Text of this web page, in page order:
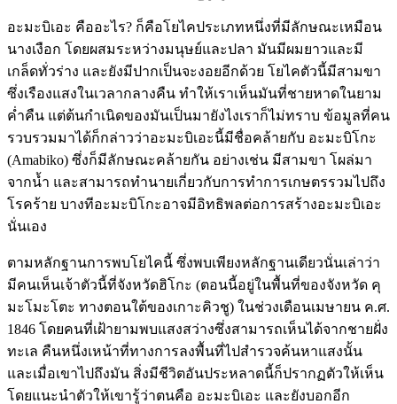
อะมะบิเอะ คืออะไร? ก็คือโยไคประเภทหนึ่งที่มีลักษณะเหมือน
นางเงือก โดยผสมระหว่างมนุษย์และปลา มันมีผมยาวและมี
เกล็ดทั่วร่าง และยังมีปากเป็นจะงอยอีกด้วย โยไคตัวนี้มีสามขา
ซึ่งเรืองแสงในเวลากลางคืน ทำให้เราเห็นมันที่ชายหาดในยาม
ค่ำคืน แต่ต้นกำเนิดของมันเป็นมายังไงเราก็ไม่ทราบ ข้อมูลที่คน
รวบรวมมาได้ก็กล่าวว่าอะมะบิเอะนี้มีชื่อคล้ายกับ อะมะบิโกะ
(Amabiko) ซึ่งก็มีลักษณะคล้ายกัน อย่างเช่น มีสามขา โผล่มา
จากน้ำ และสามารถทำนายเกี่ยวกับการทำการเกษตรรวมไปถึง
โรคร้าย บางทีอะมะบิโกะอาจมีอิทธิพลต่อการสร้างอะมะบิเอะ
นั่นเอง
ตามหลักฐานการพบโยไคนี้ ซึ่งพบเพียงหลักฐานเดียวนั่นเล่าว่า
มีคนเห็นเจ้าตัวนี้ที่จังหวัดฮิโกะ (ตอนนี้อยู่ในพื้นที่ของจังหวัด คุ
มะโมะโตะ ทางตอนใต้ของเกาะคิวชู) ในช่วงเดือนเมษายน ค.ศ.
1846 โดยคนที่เฝ้ายามพบแสงสว่างซึ่งสามารถเห็นได้จากชายฝั่ง
ทะเล คืนหนึ่งเหน้าที่ทางการลงพื้นที่ไปสำรวจค้นหาแสงนั้น
และเมื่อเขาไปถึงมัน สิ่งมีชีวิตอันประหลาดนี้ก็ปรากฏตัวให้เห็น
โดยแนะนำตัวให้เขารู้ว่าตนคือ อะมะบิเอะ และยังบอกอีก